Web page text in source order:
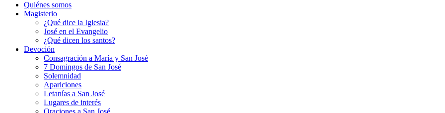
Quiénes somos
Magisterio
¿Qué dice la Iglesia?
José en el Evangelio
¿Qué dicen los santos?
Devoción
Consagración a María y San José
7 Domingos de San José
Solemnidad
Apariciones
Letanías a San José
Lugares de interés
Oraciones a San José